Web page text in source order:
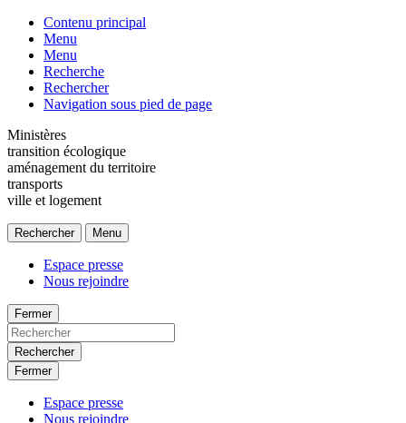
Contenu principal
Menu
Menu
Recherche
Rechercher
Navigation sous pied de page
Ministères
transition écologique
aménagement du territoire
transports
ville et logement
Rechercher Menu
Espace presse
Nous rejoindre
Fermer
Rechercher
Fermer
Espace presse
Nous rejoindre